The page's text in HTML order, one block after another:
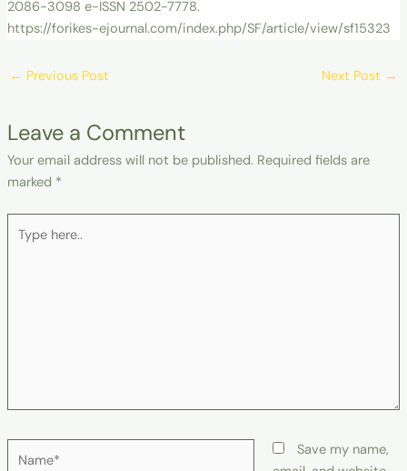
2086-3098 e-ISSN 2502-7778.
https://forikes-ejournal.com/index.php/SF/article/view/sf15323
← Previous Post Next Post →
Leave a Comment
Your email address will not be published. Required fields are
marked *
here..
Save my name,